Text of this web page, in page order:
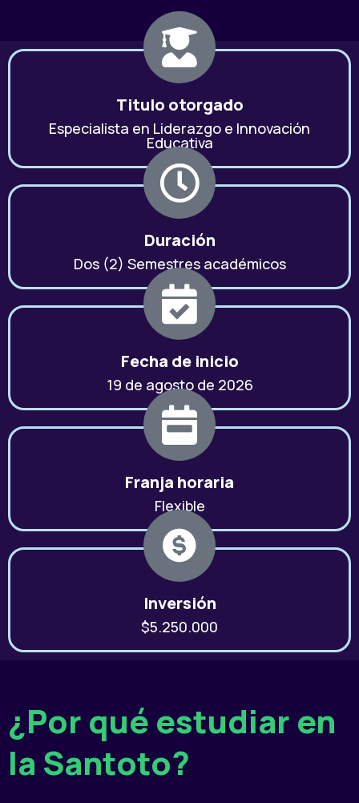
Titulo otorgado
Especialista en Liderazgo e Innovación
Educativa
Duración
Dos (2) Semestres académicos
Fecha de inicio
19 de agosto de 2026
Franja horaria
Flexible
Inversión
$5.250.000
¿Por qué estudiar en
la Santoto?